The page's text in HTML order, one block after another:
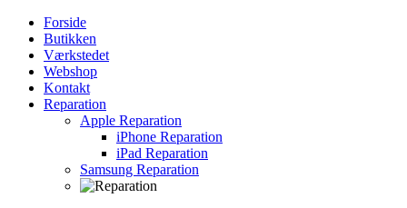
Forside
Butikken
Værkstedet
Webshop
Kontakt
Reparation
Apple Reparation
iPhone Reparation
iPad Reparation
Samsung Reparation